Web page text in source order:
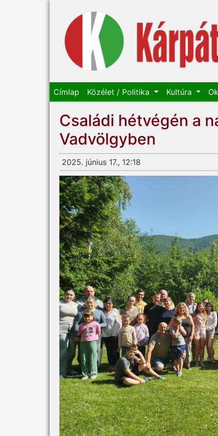
Címlap Közélet / Politika Kultúra
Családi hétvégén a
Vadvölgyben
2025. június 17., 12:18